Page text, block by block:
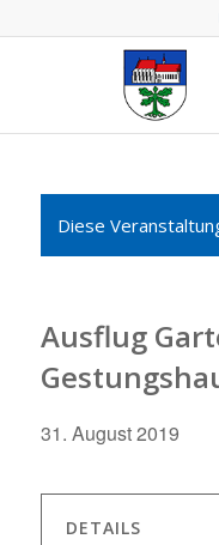
Diese
Ausflug
31. August 2019
DETAILS